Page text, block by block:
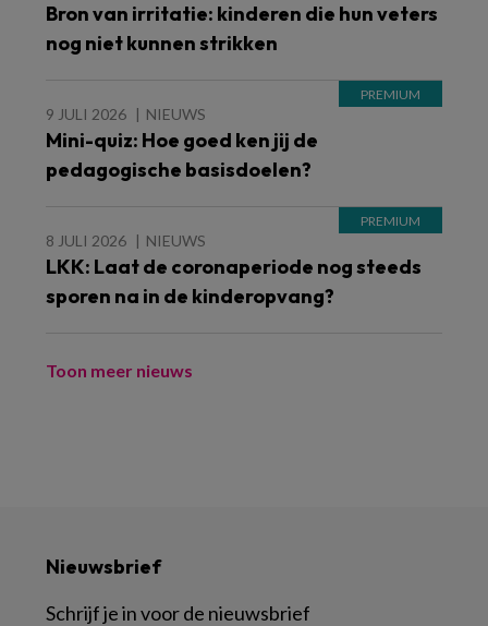
Bron van irritatie: kinderen die hun veters
nog niet kunnen strikken
9 JULI 2026 NIEUWS
Mini-quiz: Hoe goed ken jij de
pedagogische basisdoelen?
8 JULI 2026 NIEUWS
LKK: Laat de coronaperiode nog steeds
sporen na in de kinderopvang?
Toon meer nieuws
Nieuwsbrief
Schrijf je in voor de nieuwsbrief